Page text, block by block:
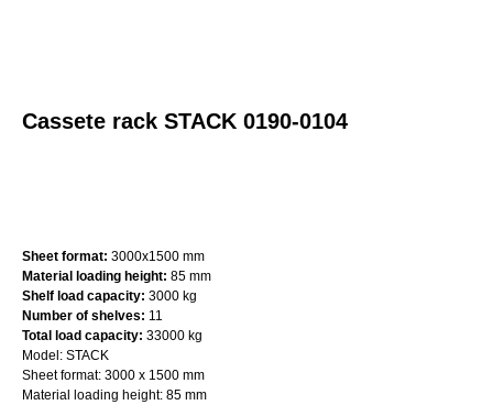
Cassete rack STACK 0190-0104
Sheet format: 3000х1500 mm
Material loading height: 85 mm
Shelf load capacity: 3000 kg
Number of shelves: 11
Total load capacity: 33000 kg
Model: STACK
Sheet format: 3000 x 1500 mm
Material loading height: 85 mm